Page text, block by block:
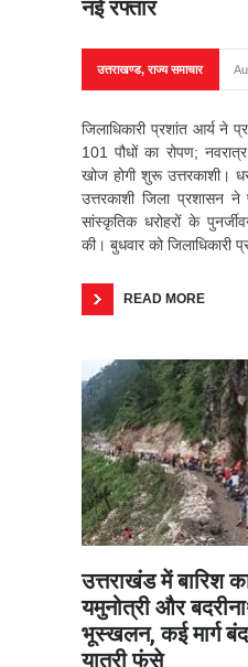
नई रफ्तार
उत्तराखण्ड,राज्य समाचार
जिलाधिकारी प्रशांत आर्य ने
101 पौधों का रोपण;
खोज होगी शुरू उत्तरकाशी।
उत्तरकाशी जिला प्रशासन ने
सांस्कृतिक धरोहरों के
की। बुधवार को जिलाधिकारी
READ MORE
उत्तराखंड में बारिश
यमुनोत्री और
भूस्खलन, कई मार्ग
यात्री फंसे